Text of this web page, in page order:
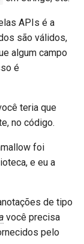
APIs é a
são válidos,
algum campo
é
teria que
no código.
foi
e eu a
de tipo
você precisa
pelo